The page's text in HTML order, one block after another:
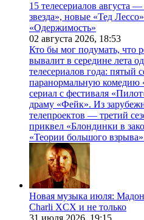
15 телесериалов августа
звезда», новые «Тед
«Одержимость»
02 августа 2026, 18:53
Кто бы мог подумать, что
вывалит в середине лета
телесериалов года: пятый
паранормальную
сериал с фестиваля
драму «Фейк». Из
телепроектов — третий
приквел «Блондинки в
«Теории большого
Новая музыка июля:
Charli XCX и не только